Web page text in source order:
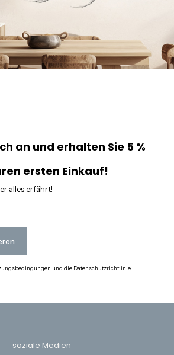
an und erhalten Sie 5 %
ersten Einkauf!
alles erfährt!
und die Datenschutzrichtlinie.
soziale Medien